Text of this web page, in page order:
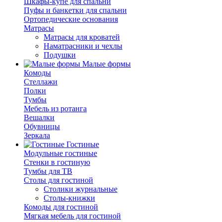
Пуфы и банкетки для спальни
Ортопедические основания
Матрасы
Матрасы для кроватей
Наматрасники и чехлы
Подушки
Малые формы
Комоды
Стеллажи
Полки
Тумбы
Мебель из ротанга
Вешалки
Обувницы
Зеркала
Гостиные
Модульные гостиные
Стенки в гостиную
Тумбы для ТВ
Столы для гостиной
Столики журнальные
Столы-книжки
Комоды для гостиной
Мягкая мебель для гостиной